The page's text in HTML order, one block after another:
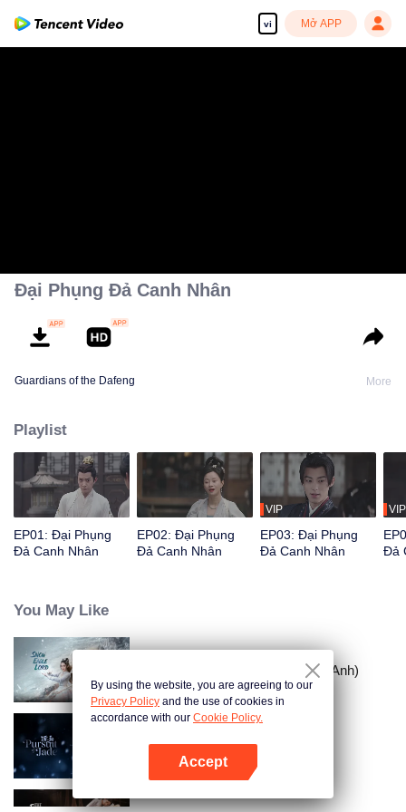
vi Mở APP
Đại Phụng Đả Canh Nhân
Guardians of the Dafeng More
Playlist
EP01: Đại Phụng
Đả Canh Nhân
EP02: Đại Phụng
Đả Canh Nhân
VIP
EP03: Đại Phụng
Đả Canh Nhân
VIP
Đả
You May Like
Tuyết Ưng Lĩnh Chủ (Bản Tiếng Anh)
Trục Ngọc (Bản Tiếng Anh)
By using the website, you are agreeing to our
Privacy Policy and the use of cookies in
accordance with our Cookie Policy.
Accept